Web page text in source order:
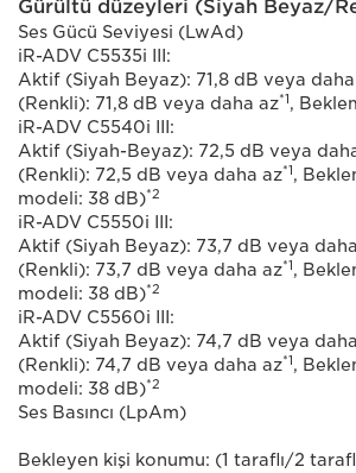
Gürültü düzeyleri (Siyah Beyaz/
Ses Gücü Seviyesi (LwAd)
iR-ADV C5535i III:
Aktif (Siyah Beyaz): 71,8 dB veya
(Renkli): 71,8 dB veya daha az*1,
iR-ADV C5540i III:
Aktif (Siyah-Beyaz): 72,5 dB veya
(Renkli): 72,5 dB veya daha az*1,
modeli: 38 dB)*2
iR-ADV C5550i III:
Aktif (Siyah Beyaz): 73,7 dB veya
(Renkli): 73,7 dB veya daha az*1,
modeli: 38 dB)*2
iR-ADV C5560i III:
Aktif (Siyah Beyaz): 74,7 dB veya
(Renkli): 74,7 dB veya daha az*1,
modeli: 38 dB)*2
Ses Basıncı (LpAm)
Bekleyen kişi konumu: (1 taraflı/2